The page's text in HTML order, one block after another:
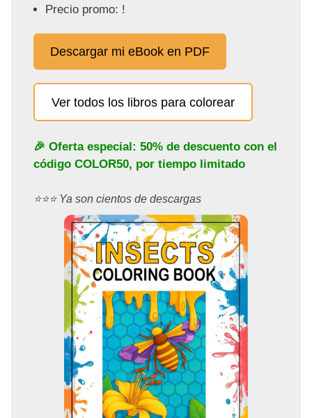
Precio promo: !
Descargar mi eBook en PDF
Ver todos los libros para colorear
🎉 Oferta especial: 50% de descuento con el
código COLOR50, por tiempo limitado
⭐️⭐️⭐️ Ya son cientos de descargas